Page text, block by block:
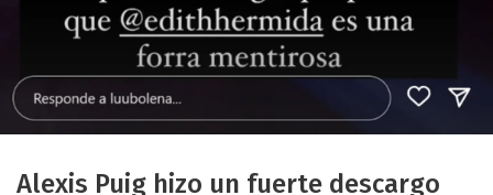
Alexis Puig hizo un fuerte descargo